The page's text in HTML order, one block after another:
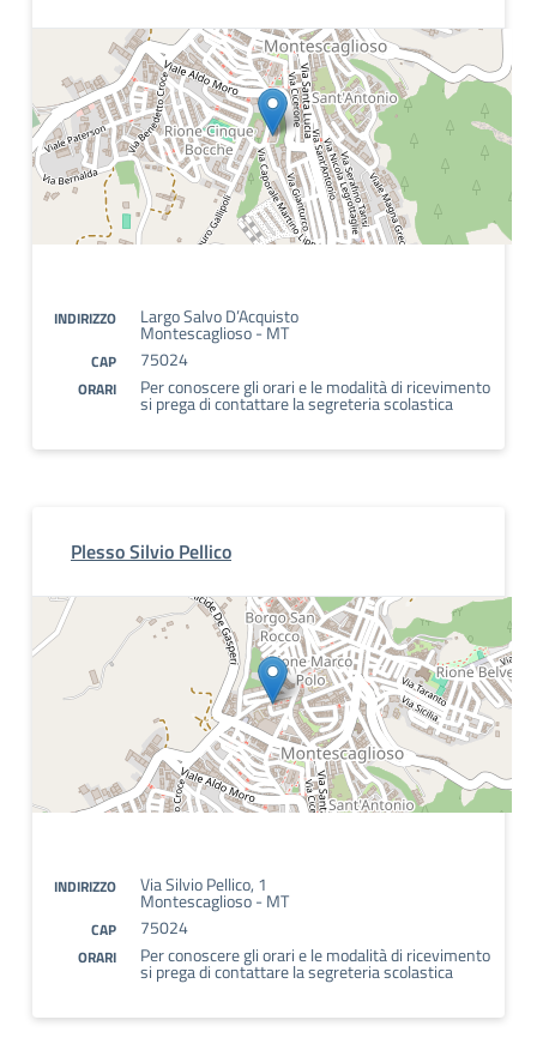
INDIRIZZO Largo Salvo D’Acquisto
Montescaglioso - MT
CAP 75024
ORARI Per conoscere gli orari e le modalità di ricevimento
si prega di contattare la segreteria scolastica
Plesso Silvio Pellico
INDIRIZZO Via Silvio Pellico, 1
Montescaglioso - MT
CAP 75024
ORARI Per conoscere gli orari e le modalità di ricevimento
si prega di contattare la segreteria scolastica